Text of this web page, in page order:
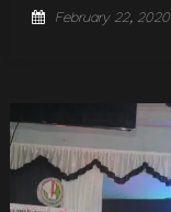
Posted
February 22, 2020